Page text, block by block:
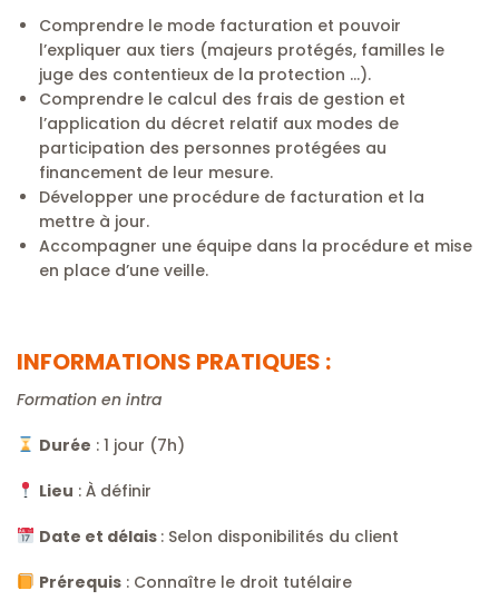
Comprendre le mode facturation et pouvoir
l’expliquer aux tiers (majeurs protégés, familles le
juge des contentieux de la protection …).
Comprendre le calcul des frais de gestion et
l’application du décret relatif aux modes de
participation des personnes protégées au
financement de leur mesure.
Développer une procédure de facturation et la
mettre à jour.
Accompagner une équipe dans la procédure et mise
en place d’une veille.
INFORMATIONS PRATIQUES :
Formation en intra
Durée : 1 jour (7h)
Lieu : À définir
Date et délais : Selon disponibilités du client
Prérequis: Connaître le droit tutélaire